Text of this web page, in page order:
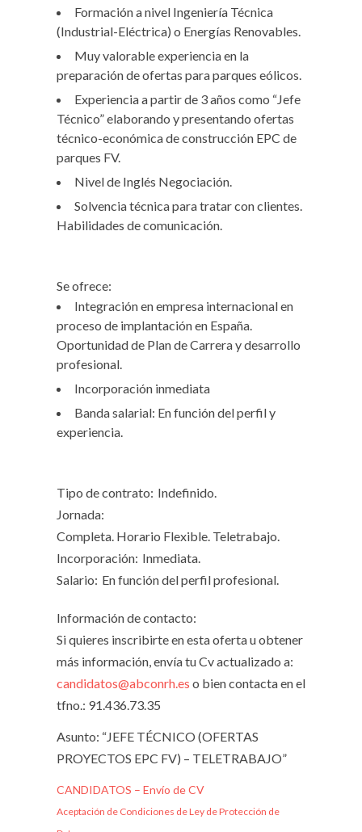
Formación a nivel Ingeniería Técnica
(Industrial-Eléctrica) o Energías Renovables.
Muy valorable experiencia en la
preparación de ofertas para parques eólicos.
Experiencia a partir de 3 años como “Jefe
Técnico” elaborando y presentando ofertas
técnico-económica de construcción EPC de
parques FV.
Nivel de Inglés Negociación.
Solvencia técnica para tratar con clientes.
Habilidades de comunicación.
Se ofrece:
Integración en empresa internacional en
proceso de implantación en España.
Oportunidad de Plan de Carrera y desarrollo
profesional.
Incorporación inmediata
Banda salarial: En función del perfil y
experiencia.
Tipo de contrato: Indefinido.
Jornada:
Completa. Horario Flexible. Teletrabajo.
Incorporación: Inmediata.
Salario: En función del perfil profesional.
Información de contacto:
Si quieres inscribirte en esta oferta u obtener
más información, envía tu Cv actualizado a:
candidatos@abconrh.es o bien contacta en el
tfno.: 91.436.73.35
Asunto: “JEFE TÉCNICO (OFERTAS
PROYECTOS EPC FV) – TELETRABAJO”
CANDIDATOS – Envío de CV
Aceptación de Condiciones de Ley de Protección de